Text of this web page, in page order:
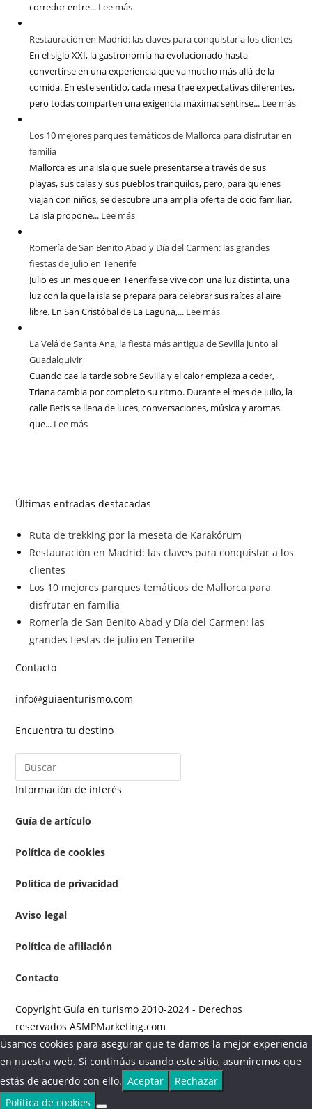
corredor entre... Lee más
Restauración en Madrid: las claves para conquistar a los clientes
En el siglo XXI, la gastronomía ha evolucionado hasta
convertirse en una experiencia que va mucho más allá de la
comida. En este sentido, cada mesa trae expectativas diferentes,
pero todas comparten una exigencia máxima: sentirse... Lee más
Los 10 mejores parques temáticos de Mallorca para disfrutar en
familia
Mallorca es una isla que suele presentarse a través de sus
playas, sus calas y sus pueblos tranquilos, pero, para quienes
viajan con niños, se descubre una amplia oferta de ocio familiar.
La isla propone... Lee más
Romería de San Benito Abad y Día del Carmen: las grandes
fiestas de julio en Tenerife
Julio es un mes que en Tenerife se vive con una luz distinta, una
luz con la que la isla se prepara para celebrar sus raíces al aire
libre. En San Cristóbal de La Laguna,... Lee más
La Velá de Santa Ana, la fiesta más antigua de Sevilla junto al
Guadalquivir
Cuando cae la tarde sobre Sevilla y el calor empieza a ceder,
Triana cambia por completo su ritmo. Durante el mes de julio, la
calle Betis se llena de luces, conversaciones, música y aromas
que... Lee más
Últimas entradas destacadas
Ruta de trekking por la meseta de Karakórum
Restauración en Madrid: las claves para conquistar a los
clientes
Los 10 mejores parques temáticos de Mallorca para
disfrutar en familia
Romería de San Benito Abad y Día del Carmen: las
grandes fiestas de julio en Tenerife
Contacto
info@guiaenturismo.com
Encuentra tu destino
Información de interés
Guía de artículo
Política de cookies
Política de privacidad
Aviso legal
Política de afiliación
Contacto
Copyright Guía en turismo 2010-2024 - Derechos
reservados ASMPMarketing.com
Usamos cookies para asegurar que te damos la mejor experiencia
en nuestra web. Si continúas usando este sitio, asumiremos que
estás de acuerdo con ello. Aceptar
Rechazar
Política de cookies